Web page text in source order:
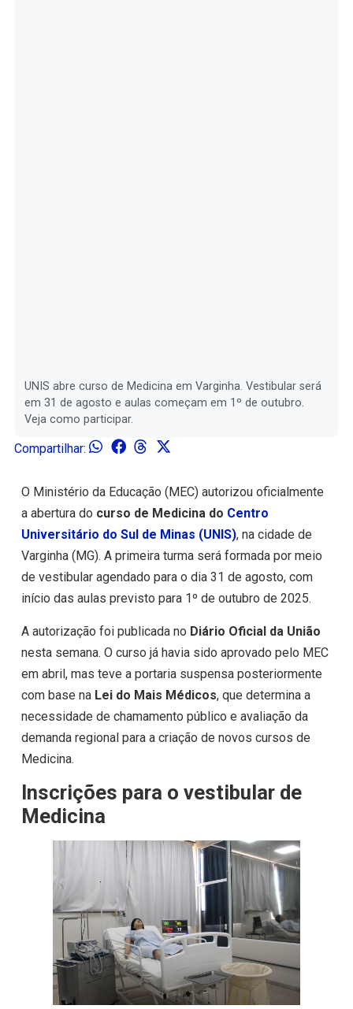
UNIS abre curso de Medicina em Varginha. Vestibular será
em 31 de agosto e aulas começam em 1º de outubro.
Veja como participar.
Compartilhar:
O Ministério da Educação (MEC) autorizou oficialmente
a abertura do curso de Medicina do Centro
Universitário do Sul de Minas (UNIS), na cidade de
Varginha (MG). A primeira turma será formada por meio
de vestibular agendado para o dia 31 de agosto, com
início das aulas previsto para 1º de outubro de 2025.
A autorização foi publicada no Diário Oficial da União
nesta semana. O curso já havia sido aprovado pelo MEC
em abril, mas teve a portaria suspensa posteriormente
com base na Lei do Mais Médicos, que determina a
necessidade de chamamento público e avaliação da
demanda regional para a criação de novos cursos de
Medicina.
Inscrições para o vestibular de
Medicina